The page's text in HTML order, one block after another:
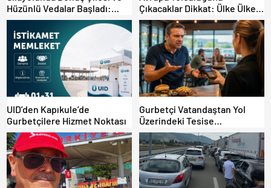
Hüzünlü Vedalar Başladı:
Kapıkule’de Yoğunluk Artıyor!
Çıkacaklar Dikkat: Ülke Ülke
Güncel Trafik Kuralları,
Avrupa Otoyol Hız Limitleri
UID’den Kapıkule’de
Gurbetçilere Hizmet Noktası
Gurbetçi Vatandaştan Yol
Üzerindeki Tesise
Dolandırıcılık İddiası:
“Hesabınızı Mutlaka Kontrol
Edin”